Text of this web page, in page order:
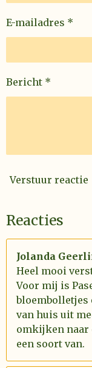
E-mailadres *
Bericht *
Verstuur reactie
Reacties
Jolanda
Heel mooi
Voor mij is
bloembolletjes
van huis uit
omkijken naar
een soort van.